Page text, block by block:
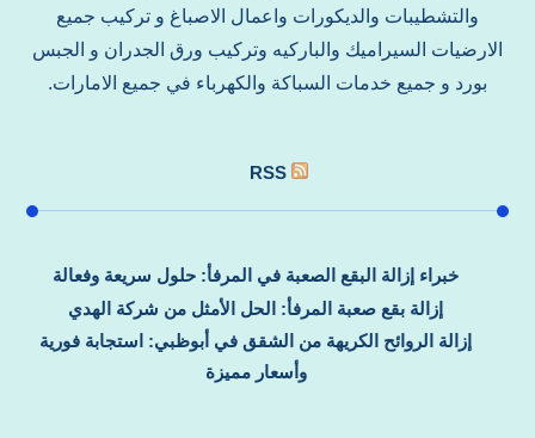
والتشطيبات والديكورات واعمال الاصباغ و تركيب جميع
الارضيات السيراميك والباركيه وتركيب ورق الجدران و الجبس
بورد و جميع خدمات السباكة والكهرباء في جميع الامارات.
RSS
خبراء إزالة البقع الصعبة في المرفأ: حلول سريعة وفعالة
إزالة بقع صعبة المرفأ: الحل الأمثل من شركة الهدي
إزالة الروائح الكريهة من الشقق في أبوظبي: استجابة فورية
وأسعار مميزة